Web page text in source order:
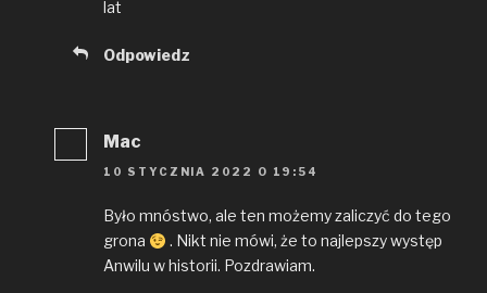
lat
Odpowiedz
Mac
10 STYCZNIA 2022 O 19:54
Było mnóstwo, ale ten możemy zaliczyć do tego
grona
. Nikt nie mówi, że to najlepszy występ
Anwilu w historii. Pozdrawiam.